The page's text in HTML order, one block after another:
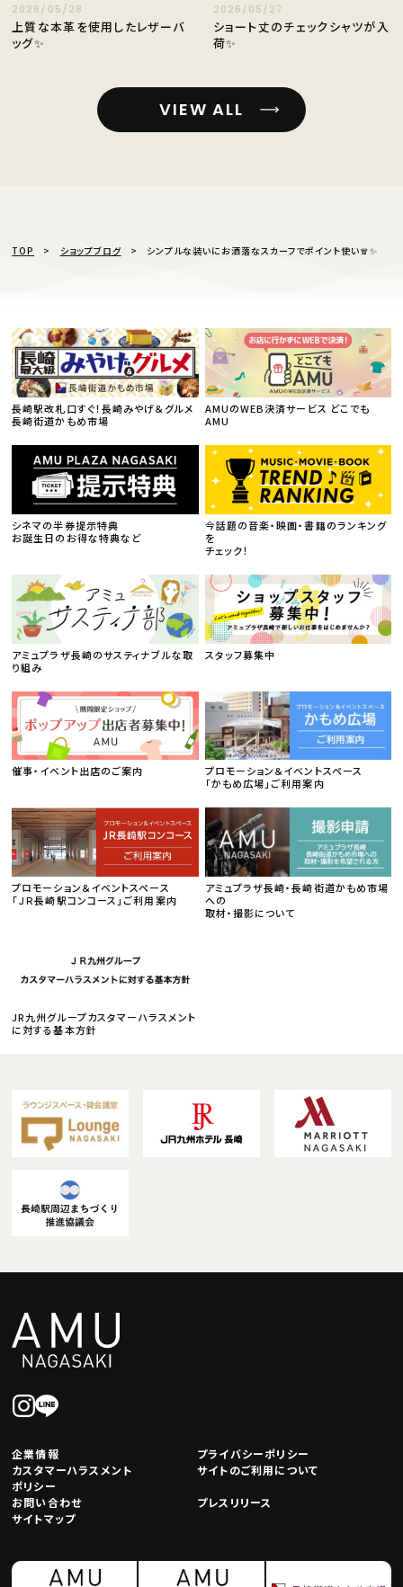
2026/05/28
上質な本革を使用したレザーバ
ッグ✨️
2026/05/27
ショート丈のチェックシャツが入
荷✨️
VIEW ALL
TOP ショップブログ シンプルな装いにお洒落なスカーフでポイント使い🧣✨
長崎駅改札口すぐ！長崎みやげ＆グルメ
長崎街道かもめ市場
AMUのWEB決済サービス どこでも
AMU
シネマの半券提示特典
お誕生日のお得な特典など
今話題の音楽・映画・書籍のランキング
を
チェック！
アミュプラザ長崎のサスティナブルな取
り組み
スタッフ募集中
催事・イベント出店のご案内
プロモーション＆イベントスペース
「かもめ広場」ご利用案内
プロモーション＆イベントスペース
「ＪＲ長崎駅コンコース」ご利用案内
アミュプラザ長崎・長崎街道かもめ市場
への
取材・撮影について
JR九州グループカスタマーハラスメント
に対する基本方針
企業情報
プライバシーポリシー
カスタマーハラスメント
ポリシー
サイトのご利用について
お問い合わせ
プレスリリース
サイトマップ